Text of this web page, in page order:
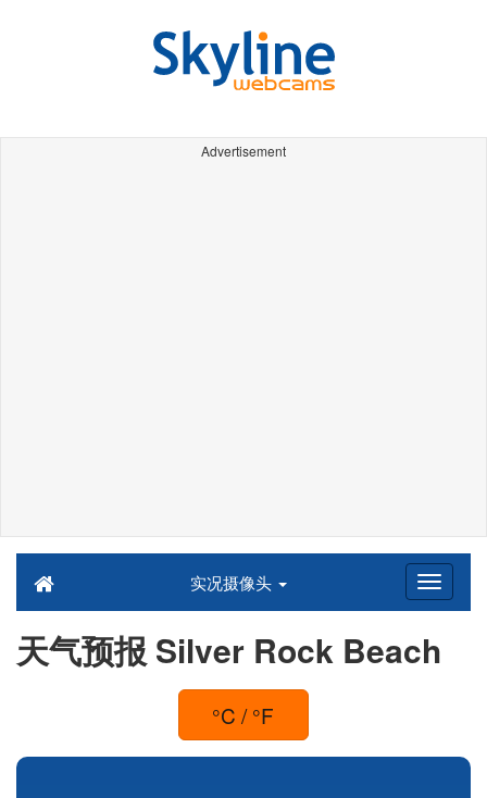
Advertisement
实况摄像头
天气预报 Silver Rock Beach
°C / °F